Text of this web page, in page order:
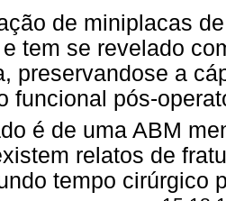
de miniplacas
tem se revelado
preservandose a
funcional pós-
é de uma ABM
relatos de
tempo cirúrgico